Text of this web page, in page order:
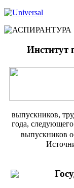
Институт
выпускников,
года,
выпускников